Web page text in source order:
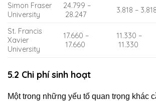
Simon Fraser
University
24.799 –
28.247
3.818 – 3.818
St. Francis
Xavier
University
17.660 –
17.660
11.330 –
11.330
5.2 Chi phí sinh hoạt
Một trong những yếu tố quan trọng khác